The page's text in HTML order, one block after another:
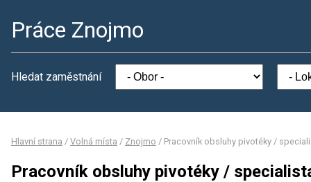
Práce Znojmo
Hledat zaměstnání
Hlavní strana / Volná místa / Znojmo / Pracovník obsluhy pivotéky /
Pracovník obsluhy pivotéky /